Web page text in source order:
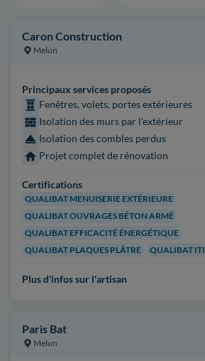
Caron Construction
Melun
Principaux services proposés
Fenêtres, volets, portes extérieures
Isolation des murs par l'extérieur
Isolation des combles perdus
Projet complet de rénovation
Certifications
QUALIBAT MENUISERIE EXTÉRIEURE
QUALIBAT OUVRAGES BÉTON ARMÉ
QUALIBAT EFFICACITÉ ÉNERGÉTIQUE
QUALIBAT PLAQUES PLÂTRE
QUALIBAT ITI
Plus d'infos sur l'artisan
Paris Bat
Melun